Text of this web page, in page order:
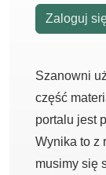
Zaloguj
Szanowni
część
portalu jest
Wynika to z
musimy się